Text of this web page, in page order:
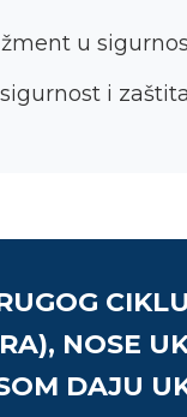
u
i zaštita
NOSE
DAJU